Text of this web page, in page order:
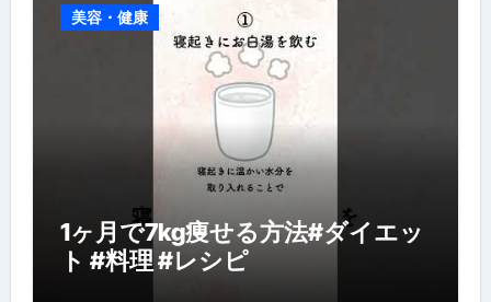
美容・健康
1ヶ月で7kg痩せる方法#ダイエッ
ト #料理 #レシピ